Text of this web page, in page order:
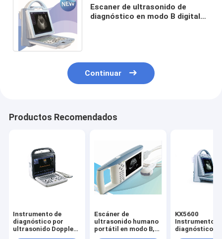
Escaner de ultrasonido de
diagnóstico en modo B digital
Continuar
Productos Recomendados
Instrumento de
diagnóstico por
ultrasonido Doppler
Escáner de
ultrasonido humano
portátil en modo B,
KX5600
Instrumentos
diagnóstico